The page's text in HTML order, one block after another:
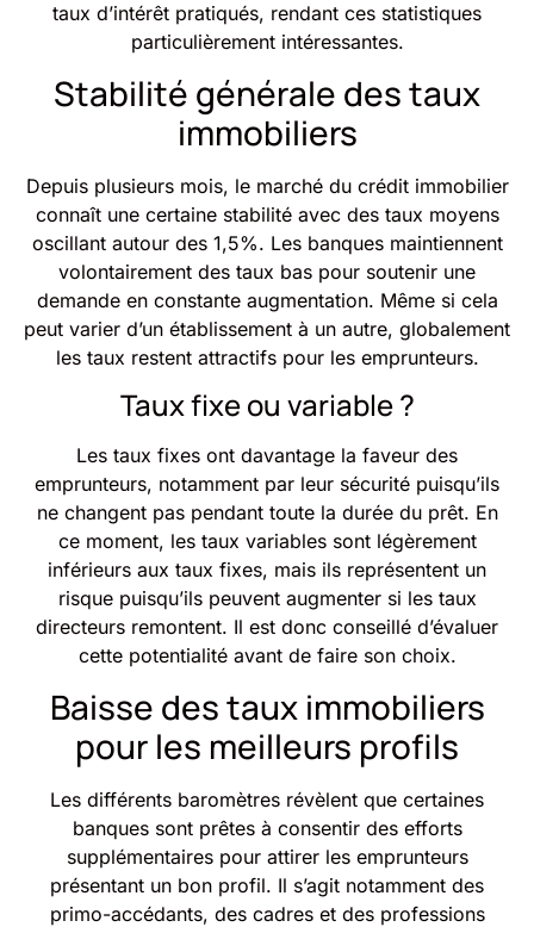
taux d’intérêt pratiqués, rendant ces statistiques
particulièrement intéressantes.
Stabilité générale des taux
immobiliers
Depuis plusieurs mois, le marché du crédit immobilier
connaît une certaine stabilité avec des taux moyens
oscillant autour des 1,5%. Les banques maintiennent
volontairement des taux bas pour soutenir une
demande en constante augmentation. Même si cela
peut varier d’un établissement à un autre, globalement
les taux restent attractifs pour les emprunteurs.
Taux fixe ou variable ?
Les taux fixes ont davantage la faveur des
emprunteurs, notamment par leur sécurité puisqu’ils
ne changent pas pendant toute la durée du prêt. En
ce moment, les taux variables sont légèrement
inférieurs aux taux fixes, mais ils représentent un
risque puisqu’ils peuvent augmenter si les taux
directeurs remontent. Il est donc conseillé d’évaluer
cette potentialité avant de faire son choix.
Baisse des taux immobiliers
pour les meilleurs profils
Les différents baromètres révèlent que certaines
banques sont prêtes à consentir des efforts
supplémentaires pour attirer les emprunteurs
présentant un bon profil. Il s’agit notamment des
primo-accédants, des cadres et des professions